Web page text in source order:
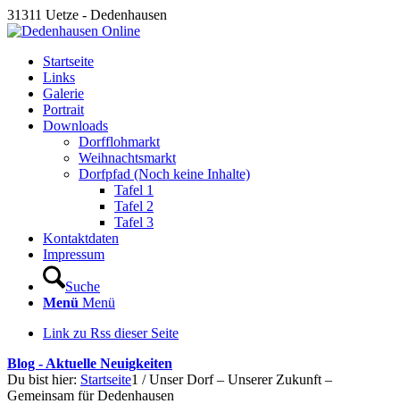
31311 Uetze - Dedenhausen
Startseite
Links
Galerie
Portrait
Downloads
Dorfflohmarkt
Weihnachtsmarkt
Dorfpfad (Noch keine Inhalte)
Tafel 1
Tafel 2
Tafel 3
Kontaktdaten
Impressum
Suche
Menü Menü
Link zu Rss dieser Seite
Blog - Aktuelle Neuigkeiten
Du bist hier: Startseite1 / Unser Dorf – Unserer Zukunft –
Gemeinsam für Dedenhausen